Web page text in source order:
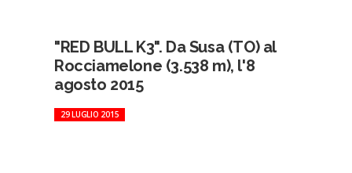
"RED BULL K3". Da Susa (TO) al
Rocciamelone (3.538 m), l'8
agosto 2015
29 LUGLIO 2015